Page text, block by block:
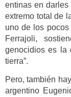
entinas en darles
extremo total de
uno de los
Ferrajoli,
genocidios es la
tierra”.
Pero, también
argentino